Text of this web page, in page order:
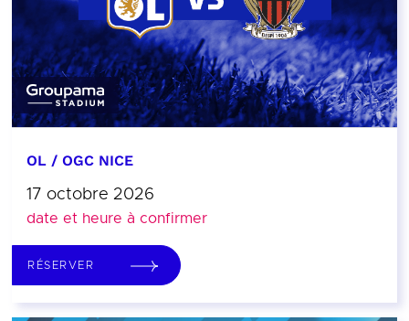
OL / OGC NICE
17 octobre 2026
date et heure à confirmer
RÉSERVER